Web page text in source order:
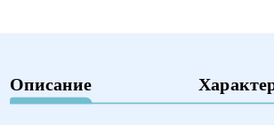
Описание